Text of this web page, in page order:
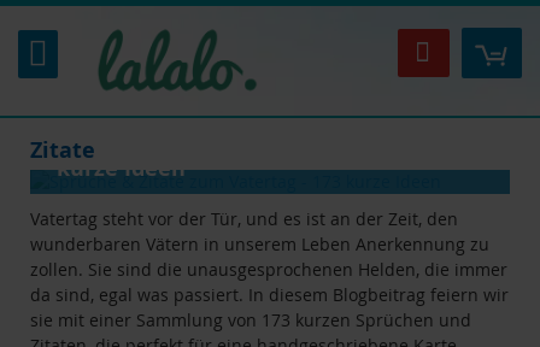
Inhalt
springen
Suche
Zitate
Sprüche & Zitate zum Vatertag - 173
kurze Ideen
Vatertag steht vor der Tür, und es ist an der Zeit, den
wunderbaren Vätern in unserem Leben Anerkennung zu
zollen. Sie sind die unausgesprochenen Helden, die immer
da sind, egal was passiert. In diesem Blogbeitrag feiern wir
sie mit einer Sammlung von 173 kurzen Sprüchen und